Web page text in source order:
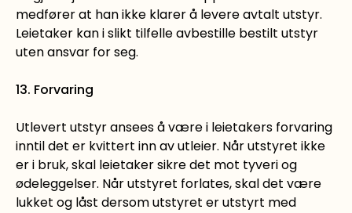
medfører at han ikke klarer å levere avtalt utstyr.
Leietaker kan i slikt tilfelle avbestille bestilt utstyr
uten ansvar for seg.
13. Forvaring
Utlevert utstyr ansees å være i leietakers forvaring
inntil det er kvittert inn av utleier. Når utstyret ikke
er i bruk, skal leietaker sikre det mot tyveri og
ødeleggelser. Når utstyret forlates, skal det være
lukket og låst dersom utstyret er utstyrt med